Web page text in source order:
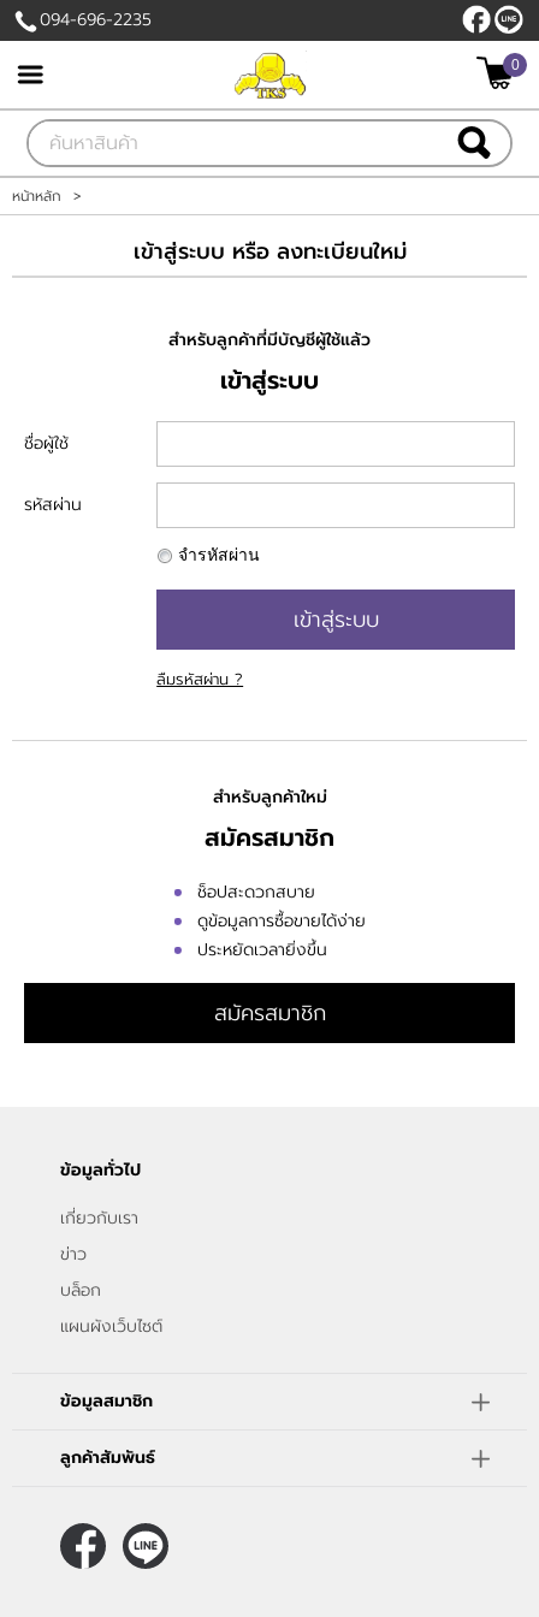
เข้าสู่ระบบ สมัครสมาชิก
สินค้าที่สนใจ( 0 )
ติดต่อเรา
แจ้งชำระเงิน
094-696-2235
0
หน้าหลัก >
เข้าสู่ระบบ หรือ ลงทะเบียนใหม่
เข้าสู่ระบบ
สำหรับลูกค้าที่มีบัญชีผู้ใช้แล้ว
ชื่อผู้ใช้
รหัสผ่าน
จำรหัสผ่าน
เข้าสู่ระบบ
ลืมรหัสผ่าน ?
สมัครสมาชิก
สำหรับลูกค้าใหม่
ช็อปสะดวกสบาย
ดูข้อมูลการซื้อขายได้ง่าย
ประหยัดเวลายิ่งขึ้น
สมัครสมาชิก
ข้อมูลทั่วไป
เกี่ยวกับเรา
ข่าว
บล็อก
แผนผังเว็บไซต์
ข้อมูลสมาชิก
ลูกค้าสัมพันธ์